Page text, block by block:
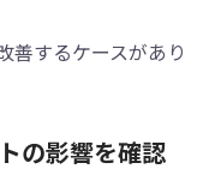
善するケースがあり
の影響を確認